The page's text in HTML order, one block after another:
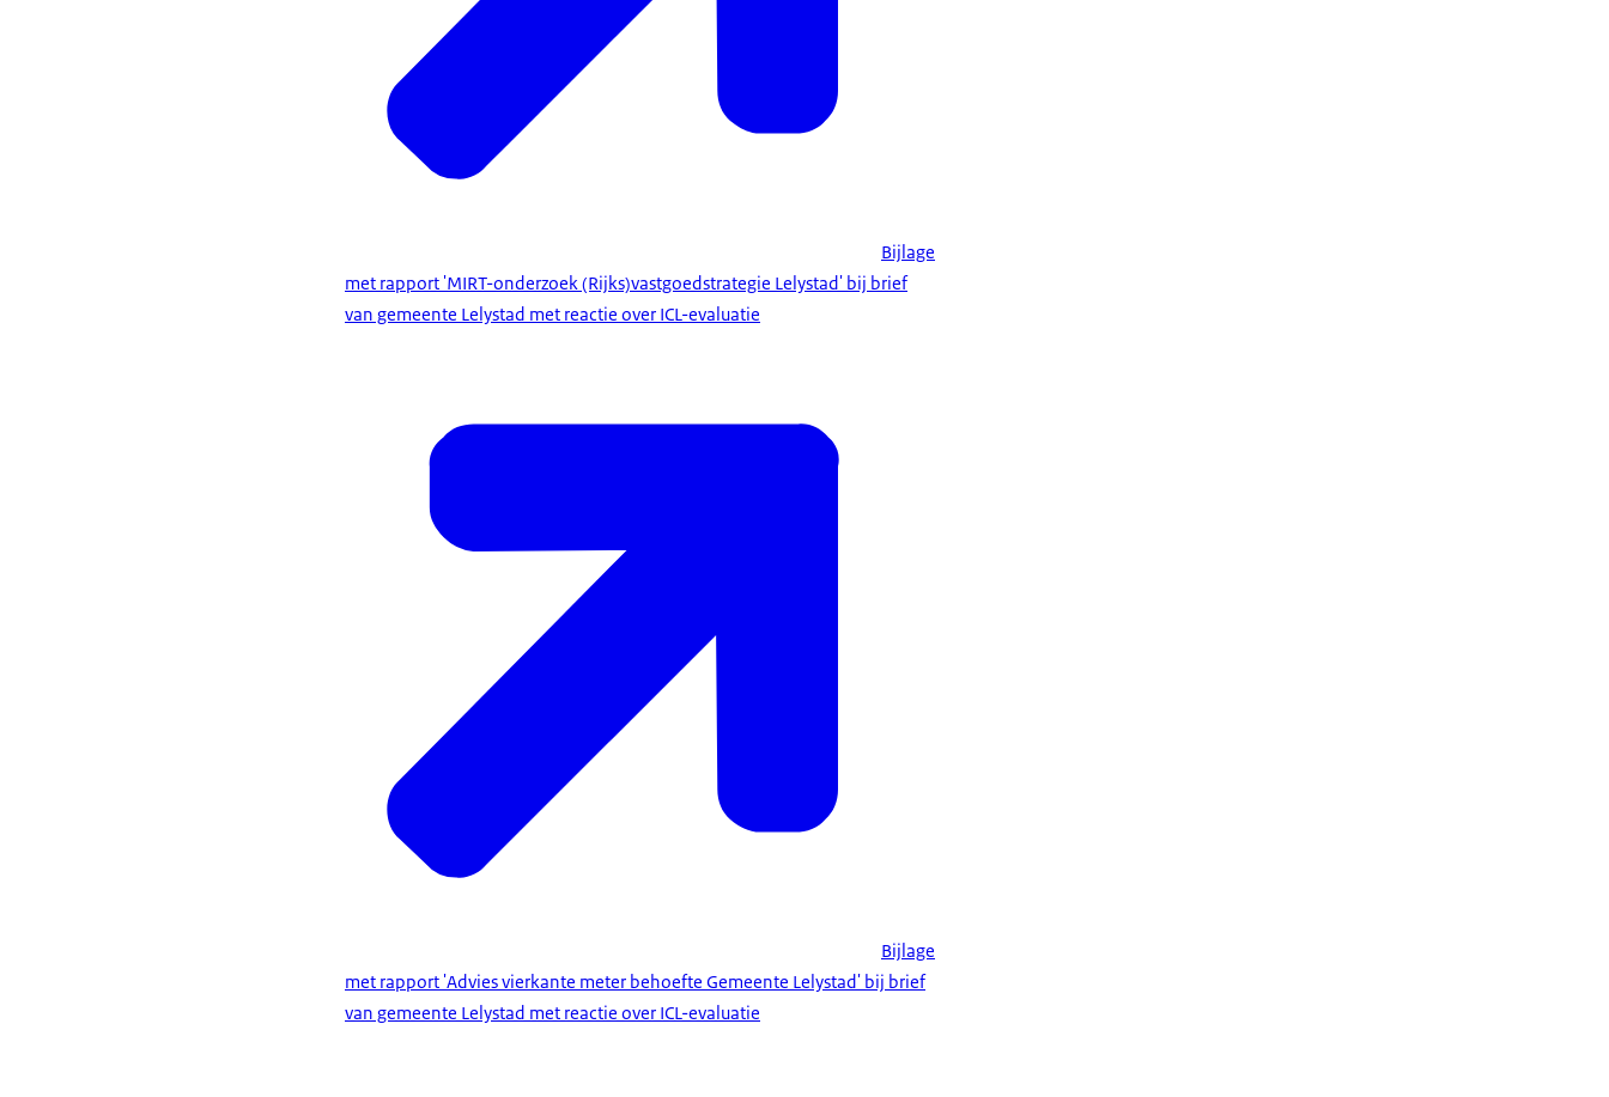
Bijlage
met rapport 'MIRT-onderzoek (Rijks)vastgoedstrategie Lelystad' bij brief
van gemeente Lelystad met reactie over ICL-evaluatie
Bijlage
met rapport 'Advies vierkante meter behoefte Gemeente Lelystad' bij brief
van gemeente Lelystad met reactie over ICL-evaluatie